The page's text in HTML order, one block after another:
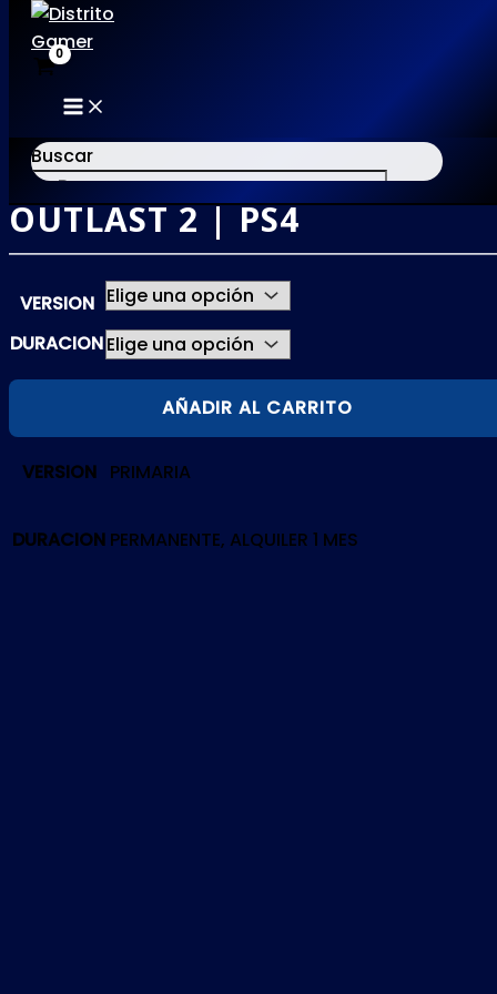
al
contenido
MAIN
MENU
Buscar
×
OUTLAST 2 | PS4
VERSION
DURACION
OUTLAST
PS4
AÑADIR AL CARRITO
VERSION PRIMARIA
DURACION PERMANENTE, ALQUILER 1 MES